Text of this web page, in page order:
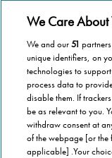
Nech ste
pre
We Care About
We and our51
unique identifiers, on
technologies to
process data to
disable them. If
be as relevant to you.
withdraw consent at
of the webpage [or
applicable] .Your